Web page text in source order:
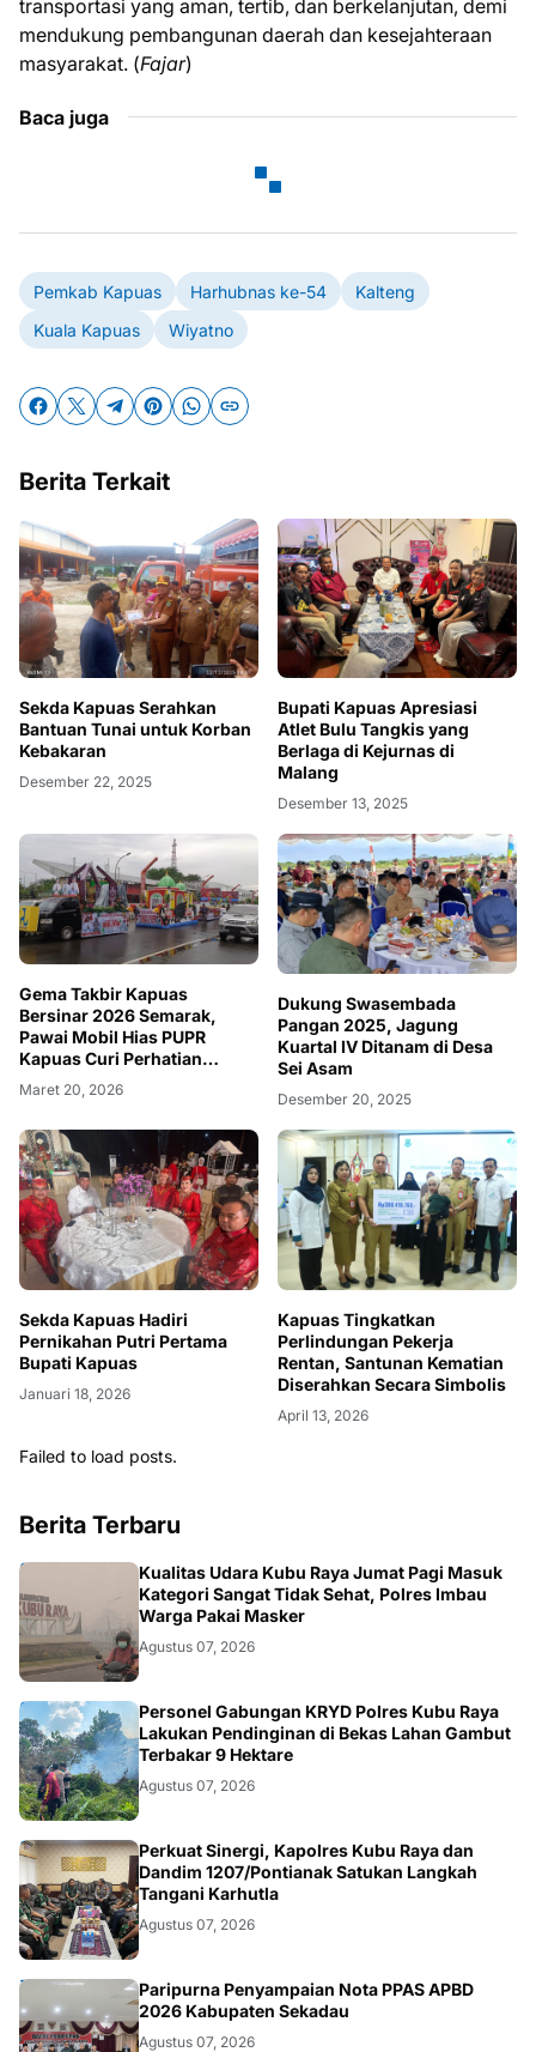
transportasi yang aman, tertib, dan berkelanjutan, demi
mendukung pembangunan daerah dan kesejahteraan
masyarakat. (Fajar)
Baca juga
Pemkab Kapuas Harhubnas ke-54
Kalteng
Kuala Kapuas
Wiyatno
Berita Terkait
Sekda Kapuas Serahkan
Bantuan Tunai untuk Korban
Kebakaran
Desember 22, 2025
Bupati Kapuas Apresiasi
Atlet Bulu Tangkis yang
Berlaga di Kejurnas di
Malang
Desember 13, 2025
Gema Takbir Kapuas
Bersinar 2026 Semarak,
Pawai Mobil Hias PUPR
Kapuas Curi Perhatian
Warga
Maret 20, 2026
Dukung Swasembada
Pangan 2025, Jagung
Kuartal IV Ditanam di Desa
Sei Asam
Desember 20, 2025
Sekda Kapuas Hadiri
Pernikahan Putri Pertama
Bupati Kapuas
Januari 18, 2026
Kapuas Tingkatkan
Perlindungan Pekerja
Rentan, Santunan Kematian
Diserahkan Secara Simbolis
April 13, 2026
Failed to load posts.
Berita Terbaru
KALBAR
Kualitas Udara Kubu Raya Jumat Pagi Masuk
Kategori Sangat Tidak Sehat, Polres Imbau
Warga Pakai Masker
Agustus 07, 2026
KALBAR
Personel Gabungan KRYD Polres Kubu Raya
Lakukan Pendinginan di Bekas Lahan Gambut
Terbakar 9 Hektare
Agustus 07, 2026
KALBAR
Perkuat Sinergi, Kapolres Kubu Raya dan
Dandim 1207/Pontianak Satukan Langkah
Tangani Karhutla
Agustus 07, 2026
DAERAH
Paripurna Penyampaian Nota PPAS APBD
2026 Kabupaten Sekadau
Agustus 07, 2026